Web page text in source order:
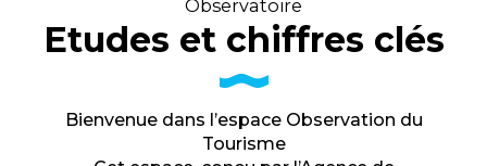
Observatoire
Etudes et chiffres clés
Bienvenue dans l’espace Observation du
Tourisme